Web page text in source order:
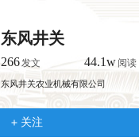
主
要
东风井关
266发文 44.1w 阅读
东风井关农业机械有限公司
关注